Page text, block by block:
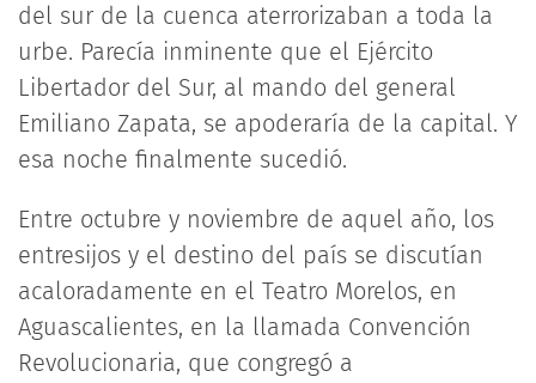
del sur de la cuenca aterrorizaban a toda la
urbe. Parecía inminente que el Ejército
Libertador del Sur, al mando del general
Emiliano Zapata, se apoderaría de la capital. Y
esa noche finalmente sucedió.
Entre octubre y noviembre de aquel año, los
entresijos y el destino del país se discutían
acaloradamente en el Teatro Morelos, en
Aguascalientes, en la llamada Convención
Revolucionaria, que congregó a